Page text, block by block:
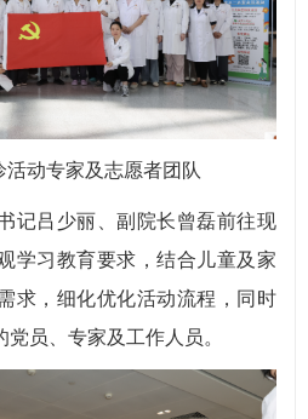
活动专家及志愿者团队
吕少丽、副院长曾磊前往现
学习教育要求，结合儿童及家
求，细化优化活动流程，同时
员、专家及工作人员。